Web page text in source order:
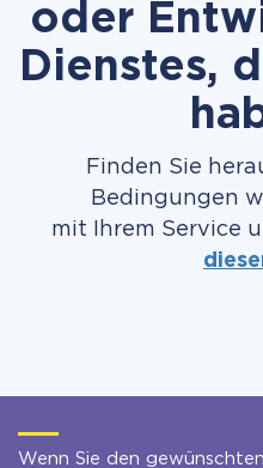
oder
Dienstes,
Finden Sie
Bedingungen
mit Ihrem Service
Wenn Sie den